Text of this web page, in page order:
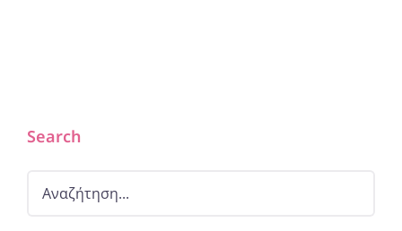
Search